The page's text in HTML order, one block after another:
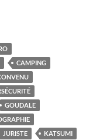
CAMPING
GOUDALE
JURISTE
KATSUMI